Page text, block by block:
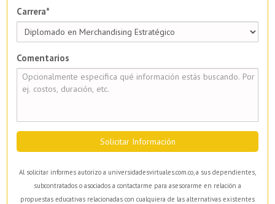
Carrera*
Comentarios
Solicitar Información
Al solicitar informes autorizo a universidadesvirtuales.com.co, a sus dependientes,
subcontratados o asociados a contactarme para asesorarme en relación a
propuestas educativas relacionadas con cualquiera de las alternativas existentes